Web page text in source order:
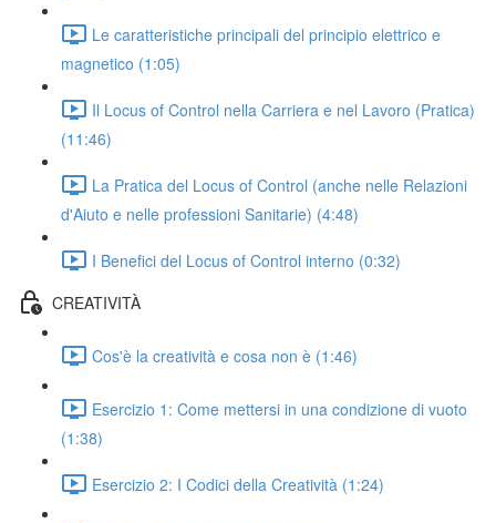
Le caratteristiche principali del principio elettrico e
magnetico (1:05)
Il Locus of Control nella Carriera e nel Lavoro (Pratica)
(11:46)
La Pratica del Locus of Control (anche nelle Relazioni
d'Aiuto e nelle professioni Sanitarie) (4:48)
I Benefici del Locus of Control interno (0:32)
CREATIVITÀ
Cos'è la creatività e cosa non è (1:46)
Esercizio 1: Come mettersi in una condizione di vuoto
(1:38)
Esercizio 2: I Codici della Creatività (1:24)